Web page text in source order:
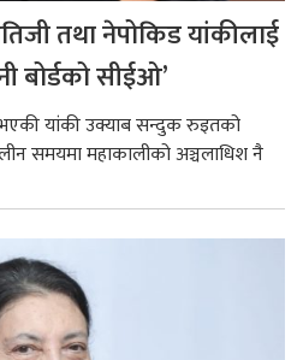
तथा नेपोकिड यांकीलाई
बोर्डको सीईओ’
भएकी यांकी उक्याब सन्दुक रुइतको
समयमा महाकालीको अञ्चलाधिश नै